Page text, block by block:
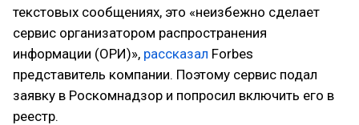
текстовых сообщениях, это «неизбежно сделает
сервис организатором распространения
информации (ОРИ)», рассказал Forbes
представитель компании. Поэтому сервис подал
заявку в Роскомнадзор и попросил включить его в
реестр.